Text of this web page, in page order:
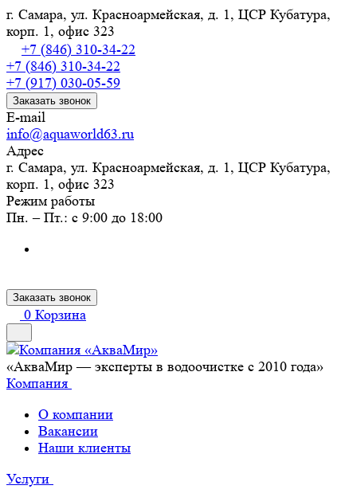
г. Самара, ул. Красноармейская, д. 1, ЦСР Кубатура,
корп. 1, офис 323
+7 (846) 310-34-22
+7 (846) 310-34-22
+7 (917) 030-05-59
Заказать звонок
E-mail
info@aquaworld63.ru
Адрес
г. Самара, ул. Красноармейская, д. 1, ЦСР Кубатура,
корп. 1, офис 323
Режим работы
Пн. – Пт.: с 9:00 до 18:00
Заказать звонок
0 Корзина
«АкваМир — эксперты в водоочистке с 2010 года»
Компания
О компании
Вакансии
Наши клиенты
Услуги